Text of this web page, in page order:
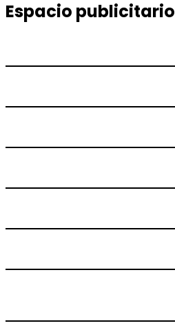
entradas
Espacio publicitario